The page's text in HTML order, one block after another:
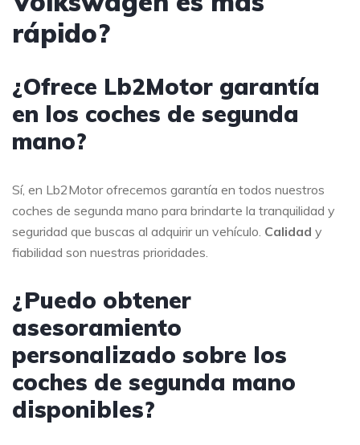
rápido?
¿Ofrece Lb2Motor garantía
en los coches de segunda
mano?
Sí, en Lb2Motor ofrecemos garantía en todos nuestros
coches de segunda mano para brindarte la tranquilidad y
seguridad que buscas al adquirir un vehículo. Calidad y
fiabilidad son nuestras prioridades.
¿Puedo obtener
asesoramiento
personalizado sobre los
coches de segunda mano
disponibles?